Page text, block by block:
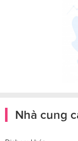
Nhà cung